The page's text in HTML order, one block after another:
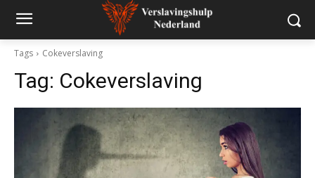
Tags Cokeverslaving
Tag: Cokeverslaving